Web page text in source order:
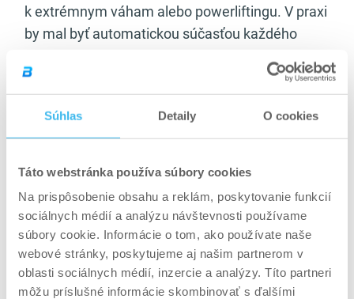
Súhlas Detaily O cookies
Táto webstránka používa súbory cookies
Na prispôsobenie obsahu a reklám, poskytovanie funkcií
sociálnych médií a analýzu návštevnosti používame
súbory cookie. Informácie o tom, ako používate naše
webové stránky, poskytujeme aj našim partnerom v
oblasti sociálnych médií, inzercie a analýzy. Títo partneri
môžu príslušné informácie skombinovať s ďalšími
k extrémnym váham alebo powerliftingu. V praxi
by mal byť automatickou súčasťou každého
funkčný tréning. Správne osvojený bracing
zlepšuje kontrolu pohybu, efektivitu prenosu sily
a dlhodobo znižuje riziko preťaženia chrbtice, čo
úzko súvisí aj s témouprevencie zranení pri
športe.
Bracing technique nevzniká náhodou. Buduje sa
systematicky – cez kvalitnú rozcvičku, vedomé
dýchanie a technické drily. Práve preto má
zmysel venovať pozornosť ajštruktúrovanej
rozcvičke, kde sa stred tela aktivuje ešte pred